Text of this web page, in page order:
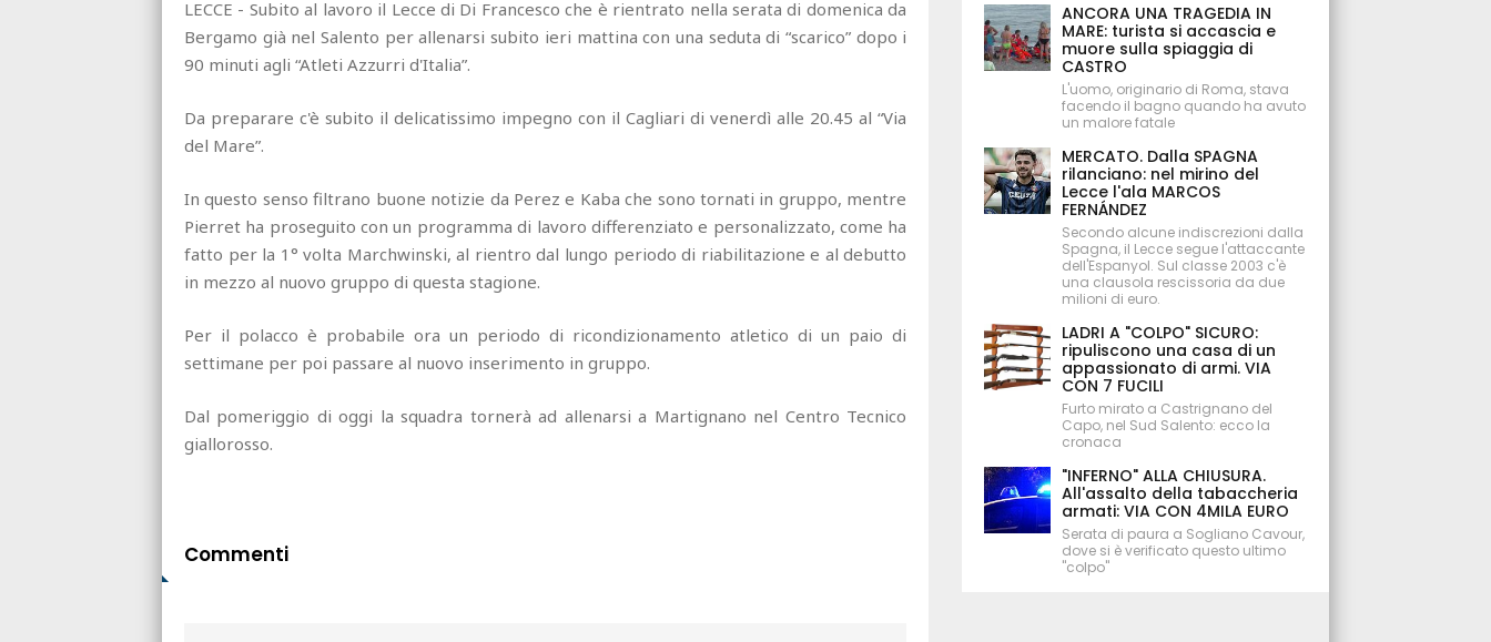
LECCE - Subito al lavoro il Lecce di Di Francesco che è rientrato nella serata di domenica da
Bergamo già nel Salento per allenarsi subito ieri mattina con una seduta di “scarico” dopo i
90 minuti agli “Atleti Azzurri d'Italia”.
Da preparare c'è subito il delicatissimo impegno con il Cagliari di venerdì alle 20.45 al “Via
del Mare”.
In questo senso filtrano buone notizie da Perez e Kaba che sono tornati in gruppo, mentre
Pierret ha proseguito con un programma di lavoro differenziato e personalizzato, come ha
fatto per la 1° volta Marchwinski, al rientro dal lungo periodo di riabilitazione e al debutto
in mezzo al nuovo gruppo di questa stagione.
Per il polacco è probabile ora un periodo di ricondizionamento atletico di un paio di
settimane per poi passare al nuovo inserimento in gruppo.
Dal pomeriggio di oggi la squadra tornerà ad allenarsi a Martignano nel Centro Tecnico
giallorosso.
Commenti
ANCORA UNA TRAGEDIA IN
MARE: turista si accascia e
muore sulla spiaggia di
CASTRO
L'uomo, originario di Roma, stava
facendo il bagno quando ha avuto
un malore fatale
MERCATO. Dalla SPAGNA
rilanciano: nel mirino del
Lecce l'ala MARCOS
FERNÁNDEZ
Secondo alcune indiscrezioni dalla
Spagna, il Lecce segue l'attaccante
dell'Espanyol. Sul classe 2003 c'è
una clausola rescissoria da due
milioni di euro.
LADRI A "COLPO" SICURO:
ripuliscono una casa di un
appassionato di armi. VIA
CON 7 FUCILI
Furto mirato a Castrignano del
Capo, nel Sud Salento: ecco la
cronaca
"INFERNO" ALLA CHIUSURA.
All'assalto della tabaccheria
armati: VIA CON 4MILA EURO
Serata di paura a Sogliano Cavour,
dove si è verificato questo ultimo
"colpo"